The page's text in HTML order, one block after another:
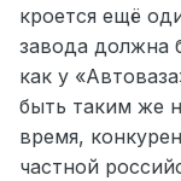
кроется ещё
завода должна
как у
быть таким же
время,
частной